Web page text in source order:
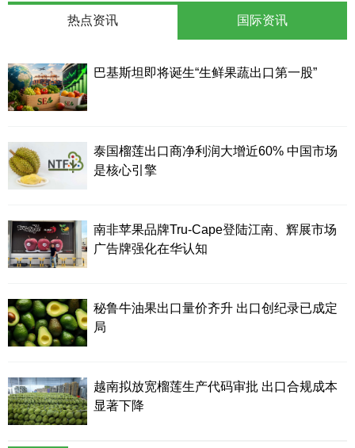
热点资讯
巴基斯坦即将诞生“生鲜果蔬出口第一股”
泰国榴莲出口商净利润大增近60% 中国市场
是核心引擎
南非苹果品牌Tru-Cape登陆江南、辉展市场
广告牌强化在华认知
秘鲁牛油果出口量价齐升 出口创纪录已成定
局
越南拟放宽榴莲生产代码审批 出口合规成本
显著下降
国际资讯